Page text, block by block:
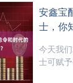
安鑫宝
士，你
今天我
士可赋